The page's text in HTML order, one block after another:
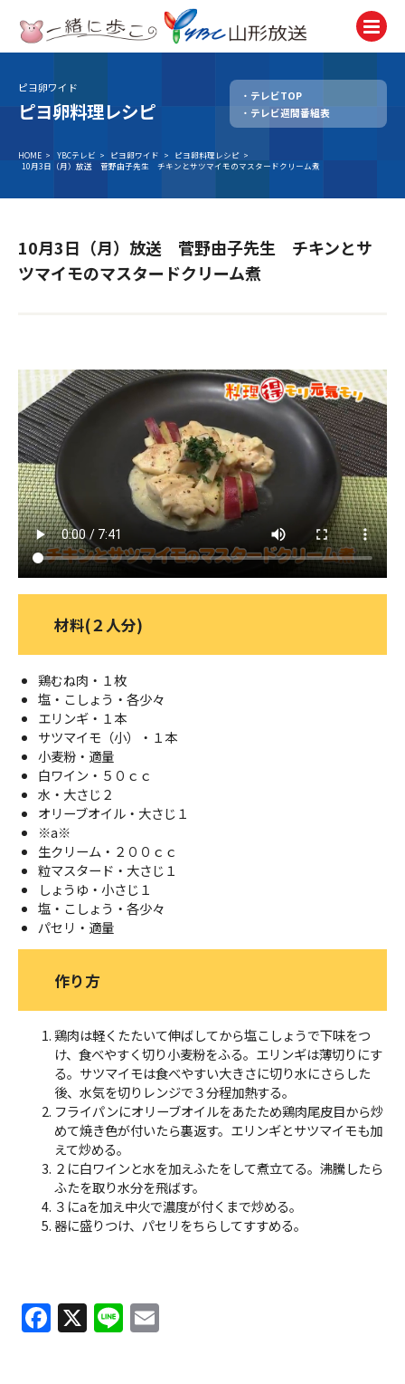
テレビ
TV
ラジオ
Radio
アナウンサー
Announcer
試写会・プレゼント
Present
ＹＢＣオンデマンド
やまがた情熱市場
ピヨ卵ワイド
ピヨ卵料理レシピ
テレビTOP
テレビ週間番組表
HOME > YBCテレビ > ピヨ卵ワイド > ピヨ卵料理レシピ >
10月3日（月）放送 菅野由子先生 チキンとサツマイモのマスタードクリーム煮
10月3日（月）放送 菅野由子先生 チキンとサ
ツマイモのマスタードクリーム煮
材料(２人分)
鶏むね肉・１枚
塩・こしょう・各少々
エリンギ・１本
サツマイモ（小）・１本
小麦粉・適量
白ワイン・５０ｃｃ
水・大さじ２
オリーブオイル・大さじ１
※a※
生クリーム・２００ｃｃ
粒マスタード・大さじ１
しょうゆ・小さじ１
塩・こしょう・各少々
パセリ・適量
作り方
鶏肉は軽くたたいて伸ばしてから塩こしょうで下味をつ
け、食べやすく切り小麦粉をふる。エリンギは薄切りにす
る。サツマイモは食べやすい大きさに切り水にさらした
後、水気を切りレンジで３分程加熱する。
フライパンにオリーブオイルをあたため鶏肉尾皮目から炒
めて焼き色が付いたら裏返す。エリンギとサツマイモも加
えて炒める。
２に白ワインと水を加えふたをして煮立てる。沸騰したら
ふたを取り水分を飛ばす。
３にaを加え中火で濃度が付くまで炒める。
器に盛りつけ、パセリをちらしてすすめる。
F
a
X Li
n